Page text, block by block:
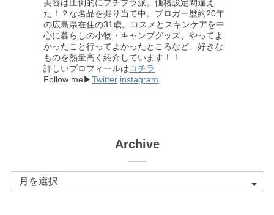
美容は圧倒的にプチプラ派。価格設定間違え
た！？な名品を掘り当て中。ブロガー歴約20年
の広島県在住の31歳。コスメとスキンケアを中
心に暮らしの小物・キャンプグッズ、やってよ
かったこと行ってよかったところなど、好きな
ものを熱量高く紹介しています！！
詳しいプロフィールはコチラ
Follow me▶Twitter instagram
Archive